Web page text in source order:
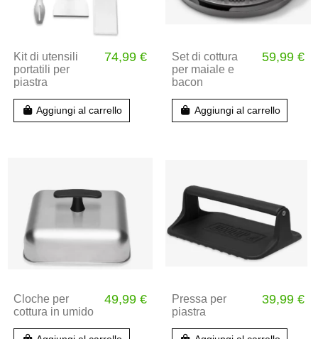
Kit di utensili
portatili per
piastra
74,99 €
Aggiungi al carrello
Set di cottura
per maiale e
bacon
59,99 €
Aggiungi al carrello
Cloche per
cottura in umido
49,99 €
Pressa per
piastra
39,99 €